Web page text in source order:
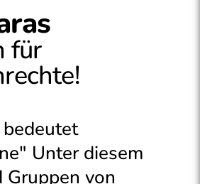
für
Unter diesem
Gruppen von